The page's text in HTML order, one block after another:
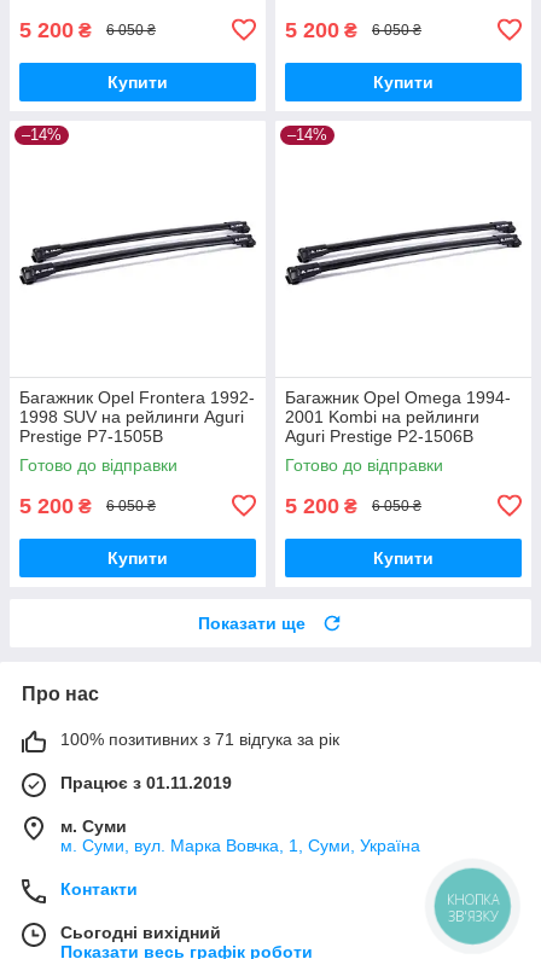
5 200 ₴ 6 050 ₴
Купити
5 200 ₴ 6 050 ₴
Купити
–14%
Багажник Opel Frontera 1992-
1998 SUV на рейлинги Aguri
Prestige P7-1505B
Готово до відправки
5 200 ₴ 6 050 ₴
Купити
–14%
Багажник Opel Omega 1994-
2001 Kombi на рейлинги
Aguri Prestige P2-1506B
Готово до відправки
5 200 ₴ 6 050 ₴
Купити
Показати ще
Про нас
100% позитивних з 71 відгука за рік
Працює з 01.11.2019
м. Суми
м. Суми, вул. Марка Вовчка, 1, Суми, Україна
Контакти
Сьогодні вихідний
Показати весь графік роботи
КНОПКА
ЗВ'ЯЗКУ